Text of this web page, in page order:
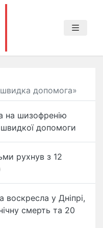
допомога»
на шизофренію
швидкої допомоги
рухнув з 12
воскресла у Дніпрі,
смерть та 20